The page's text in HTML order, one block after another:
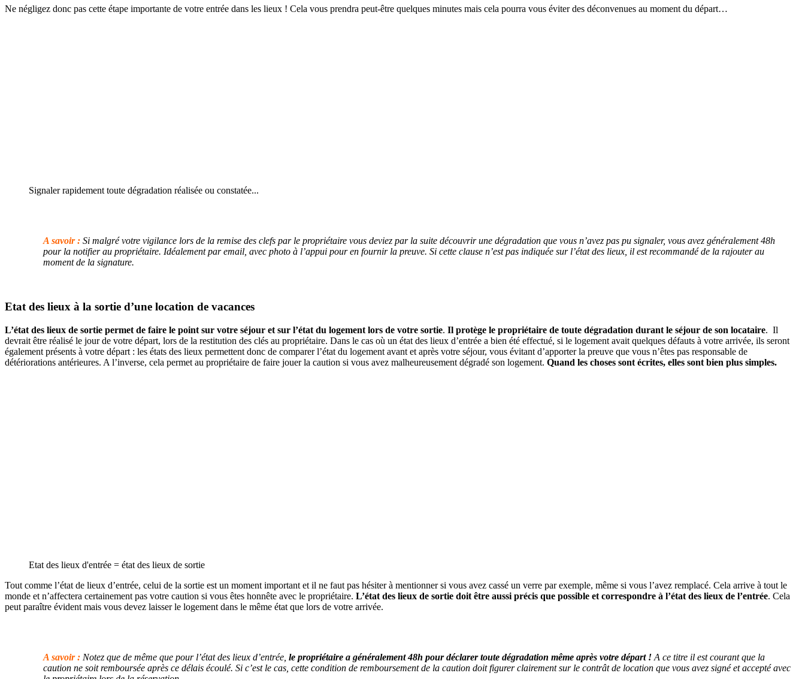
Ne négligez donc pas cette étape importante de votre entrée dans les lieux ! Cela vous prendra peut-être quelques minutes mais cela pourra vous éviter des déconvenues au moment du départ…
Signaler rapidement toute dégradation réalisée ou constatée...
A savoir : Si malgré votre vigilance lors de la remise des clefs par le propriétaire vous deviez par la suite découvrir une dégradation que vous n’avez pas pu signaler, vous avez généralement 48h
pour la notifier au propriétaire. Idéalement par email, avec photo à l’appui pour en fournir la preuve. Si cette clause n’est pas indiquée sur l’état des lieux, il est recommandé de la rajouter au
moment de la signature.
Etat des lieux à la sortie d’une location de vacances
L’état des lieux de sortie permet de faire le point sur votre séjour et sur l’état du logement lors de votre sortie. Il protège le propriétaire de toute dégradation durant le séjour de son locataire. Il
devrait être réalisé le jour de votre départ, lors de la restitution des clés au propriétaire. Dans le cas où un état des lieux d’entrée a bien été effectué, si le logement avait quelques défauts à votre arrivée, ils seront
également présents à votre départ : les états des lieux permettent donc de comparer l’état du logement avant et après votre séjour, vous évitant d’apporter la preuve que vous n’êtes pas responsable de
détériorations antérieures. A l’inverse, cela permet au propriétaire de faire jouer la caution si vous avez malheureusement dégradé son logement. Quand les choses sont écrites, elles sont bien plus simples.
Etat des lieux d'entrée = état des lieux de sortie
Tout comme l’état de lieux d’entrée, celui de la sortie est un moment important et il ne faut pas hésiter à mentionner si vous avez cassé un verre par exemple, même si vous l’avez remplacé. Cela arrive à tout le
monde et n’affectera certainement pas votre caution si vous êtes honnête avec le propriétaire. L’état des lieux de sortie doit être aussi précis que possible et correspondre à l’état des lieux de l’entrée. Cela
peut paraître évident mais vous devez laisser le logement dans le même état que lors de votre arrivée.
A savoir : Notez que de même que pour l’état des lieux d’entrée, le propriétaire a généralement 48h pour déclarer toute dégradation même après votre départ ! A ce titre il est courant que la
caution ne soit remboursée après ce délais écoulé. Si c’est le cas, cette condition de remboursement de la caution doit figurer clairement sur le contrât de location que vous avez signé et accepté avec